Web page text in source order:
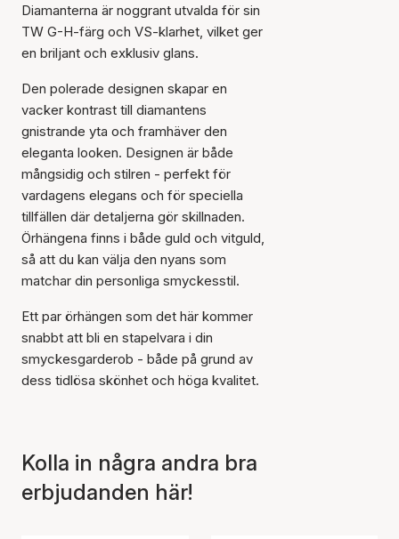
korgen
Diamanterna är noggrant utvalda för sin
TW G-H-färg och VS-klarhet, vilket ger
en briljant och exklusiv glans.
Den polerade designen skapar en
vacker kontrast till diamantens
gnistrande yta och framhäver den
eleganta looken. Designen är både
mångsidig och stilren - perfekt för
vardagens elegans och för speciella
tillfällen där detaljerna gör skillnaden.
Örhängena finns i både guld och vitguld,
så att du kan välja den nyans som
matchar din personliga smyckesstil.
Ett par örhängen som det här kommer
snabbt att bli en stapelvara i din
smyckesgarderob - både på grund av
dess tidlösa skönhet och höga kvalitet.
Kolla in några andra bra
erbjudanden här!